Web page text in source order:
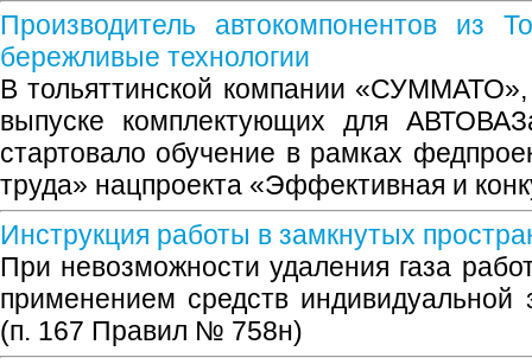
Производитель автокомпонентов из
бережливые технологии
В тольяттинской компании
выпуске комплектующих для
стартовало обучение в рамках
труда» нацпроекта «Эффективная и
Инструкция работы в замкнутых
При невозможности удаления газа
применением средств
(п. 167 Правил № 758н)